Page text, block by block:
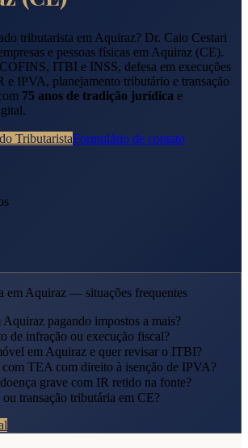
tributarista em Aquiraz? Dr. Caio Cestari
e pessoas físicas em Aquiraz (CE).
ITBI e INSS, defesa em execuções
e IPVA, planejamento tributário e transação
75 anos de tradição jurídica e
TributaristaFormulário de contato
em Aquiraz — situações frequentes
Aquiraz pagando impostos a mais?
de infração ou execução fiscal?
em Aquiraz e quer revisar o ITBI?
com TEA com direito à isenção de IPVA?
grave com IR retido na fonte?
transação tributária em CE?